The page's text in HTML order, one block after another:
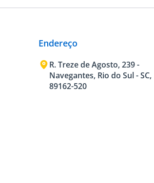
Endereço
R. Treze de Agosto, 239 -
Navegantes, Rio do Sul - SC,
89162-520